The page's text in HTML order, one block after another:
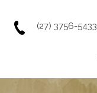
(27) 3756-5433